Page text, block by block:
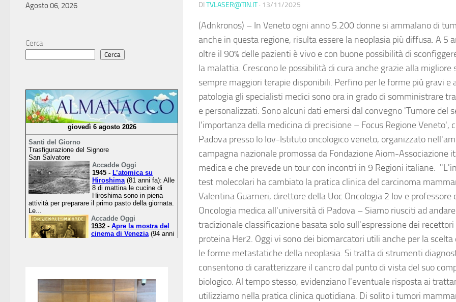
DI TVLASER@TIN.IT · 13/11/2025
(Adnkronos) – In Veneto ogni anno 5.200 donne si ammalano di
anche in questa regione, risulta essere la neoplasia più diffusa. A 5
oltre il 90% delle pazienti è vivo e con buone possibilità di
la malattia. Crescono le possibilità di cura anche grazie alla migliore
sempre maggiori terapie disponibili. Perfino per le forme più gravi e
patologia gli specialisti medici sono ora in grado di somministrare
e personalizzati. Sono alcuni dati emersi dal convegno 'Tumore del
l'importanza della medicina di precisione – Focus Regione Veneto',
Padova presso lo Iov-Istituto oncologico veneto, organizzato
campagna nazionale promossa da Fondazione Aiom-Associazione
medica e che prevede un tour con incontri in 9 Regioni italiane.
test molecolari ha cambiato la pratica clinica del carcinoma
Valentina Guarneri, direttore della Uoc Oncologia 2 Iov e professore
Oncologia medica all'università di Padova – Siamo riusciti ad
tradizionale classificazione basata solo sull'espressione dei
proteina Her2. Oggi vi sono dei biomarcatori utili anche per la
le forme metastatiche della neoplasia. Si tratta di strumenti
consentono di caratterizzare il cancro dal punto di vista del suo
biologico. Al tempo stesso, evidenziano l'eventuale risposta ai
utilizziamo nella pratica clinica quotidiana. Di solito i tumori
Agosto 06, 2026
Cerca
Cerca